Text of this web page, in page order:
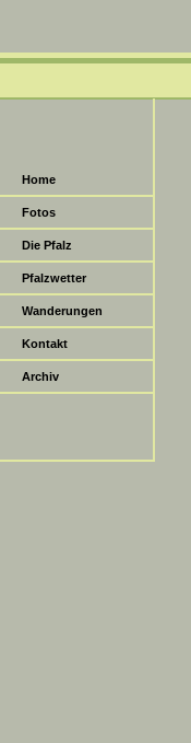
Home
Fotos
Die Pfalz
Pfalzwetter
Wanderungen
Kontakt
Archiv